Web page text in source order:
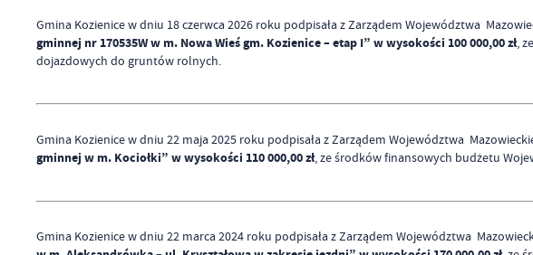
Gmina Kozienice w dniu 18 czerwca 2026 roku podpisała z Zarządem Województwa
gminnej nr 170535W w m. Nowa Wieś gm. Kozienice – etap I” w wysokości 100 000,00 zł,
dojazdowych do gruntów rolnych.
Gmina Kozienice w dniu 22 maja 2025 roku podpisała z Zarządem Województwa
gminnej w m. Kociołki” w wysokości 110 000,00 zł, ze środków finansowych budżetu
Gmina Kozienice w dniu 22 marca 2024 roku podpisała z Zarządem Województwa